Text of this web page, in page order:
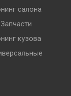
салона
Запчасти
кузова